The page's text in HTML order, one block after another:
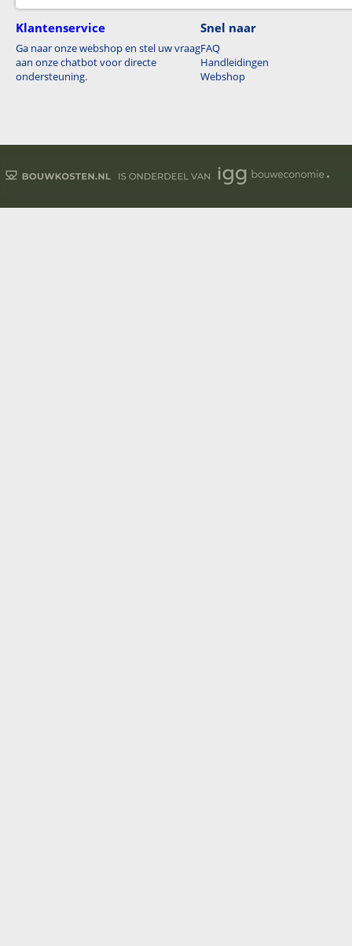
Klantenservice
Ga naar onze webshop en stel uw vraag
aan onze chatbot voor directe
ondersteuning.
Snel naar
FAQ
Handleidingen
Webshop